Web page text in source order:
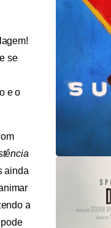
se
e o
ainda
a